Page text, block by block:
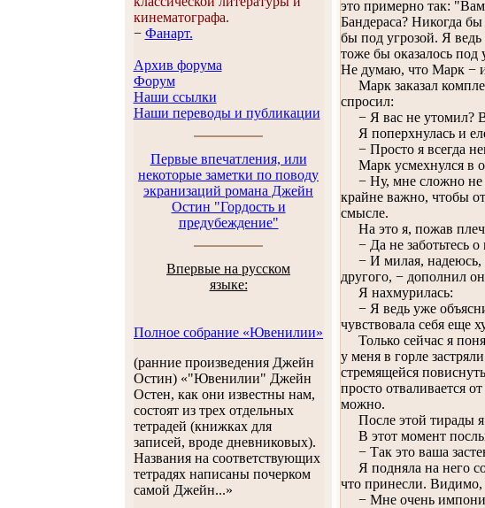
кинематографа.
− Фанарт.
Архив форума
Форум
Наши ссылки
Наши переводы и публикации
Первые впечатления, или
некоторые заметки по поводу
экранизаций романа Джейн
Остин "Гордость и
предубеждение"
Впервые на русском
языке:
Полное собрание «Ювенилии»
(ранние произведения Джейн
Остин) «"Ювенилии" Джейн
Остен, как они известны нам,
состоят из трех отдельных
тетрадей (книжках для
записей, вроде дневниковых).
Названия на соответствующих
тетрадях написаны почерком
самой Джейн...»
это примерно так:
Бандераса? Никогда
бы под угрозой. Я
тоже бы оказалось
Не думаю, что Марк −
Марк заказал
спросил:
− Я вас не утомил?
Я поперхнулась и
− Просто я всегда
Марк усмехнулся в
− Ну, мне сложно не
крайне важно, чтобы
смысле.
На это я, пожав
− Да не заботьтесь
− И милая, надеюсь,
другого, − дополнил
Я нахмурилась:
− Я ведь уже
чувствовала себя еще
Только сейчас я
у меня в горле
стремящейся
просто отваливается
можно.
После этой тирады я
В этот момент
− Так это ваша
Я подняла на него
что принесли. Видимо,
− Мне очень